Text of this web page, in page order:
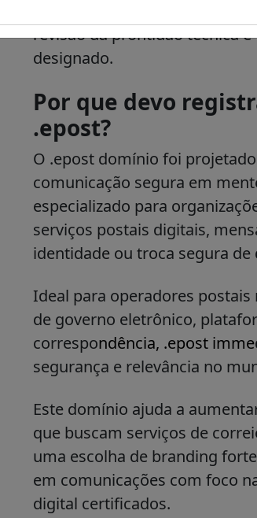
aguardando aprovação
revisão da prontidão técnica
designado.
Por que devo
.epost?
O .epost domínio foi
comunicação segura em
especializado para
serviços postais digitais,
identidade ou troca segura
Ideal para operadores
de governo eletrônico,
correspondência, .epost imme
segurança e relevância no
Este domínio ajuda a
que buscam serviços de
uma escolha de branding
em comunicações com foco
digital certificados.